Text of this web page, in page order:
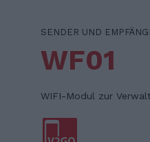
SENDER UND
WF01
WIFI-Modul zur